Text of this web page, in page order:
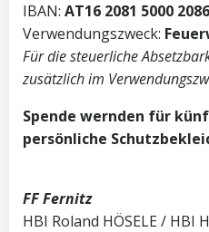
IBAN: AT16 2081 5000
Verwendungszweck:
Für die steuerliche
zusätzlich im
Spende wernden für
persönliche
FF Fernitz
HBI Roland HÖSELE / HBI